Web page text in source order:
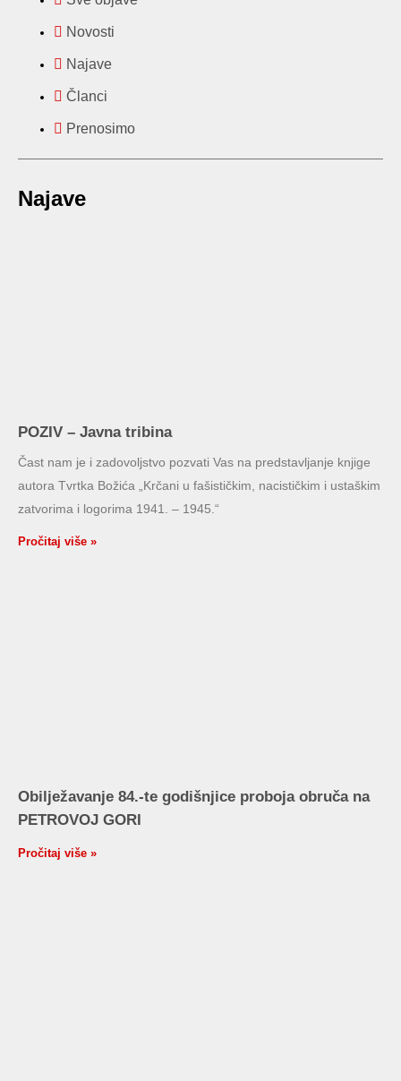
Novosti
Najave
Članci
Prenosimo
Najave
POZIV – Javna tribina
Čast nam je i zadovoljstvo pozvati Vas na predstavljanje knjige
autora Tvrtka Božića „Krčani u fašističkim, nacističkim i ustaškim
zatvorima i logorima 1941. – 1945.“
Pročitaj više »
Obilježavanje 84.-te godišnjice proboja obruča na
PETROVOJ GORI
Pročitaj više »